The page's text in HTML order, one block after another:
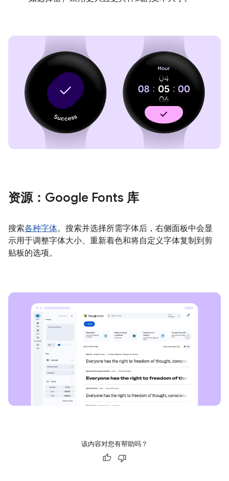
资源：Google Fonts 库
搜索各种字体。搜索并选择所需字体后，右侧面板中会显
示用于调整字体大小、重新着色和将自定义字体复制到剪
贴板的选项。
该内容对您有帮助吗？